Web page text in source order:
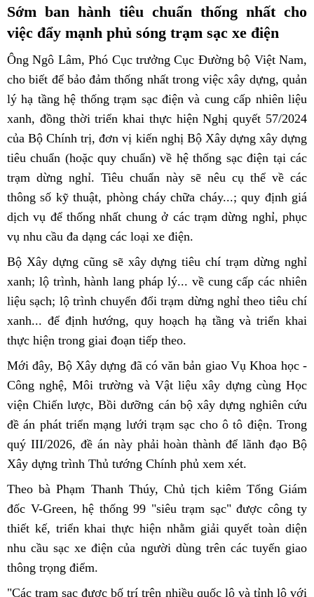
Sớm ban hành tiêu chuẩn thống nhất cho
việc đẩy mạnh phủ sóng trạm sạc xe điện
Ông Ngô Lâm, Phó Cục trưởng Cục Đường bộ Việt Nam,
cho biết để bảo đảm thống nhất trong việc xây dựng, quản
lý hạ tầng hệ thống trạm sạc điện và cung cấp nhiên liệu
xanh, đồng thời triển khai thực hiện Nghị quyết 57/2024
của Bộ Chính trị, đơn vị kiến nghị Bộ Xây dựng xây dựng
tiêu chuẩn (hoặc quy chuẩn) về hệ thống sạc điện tại các
trạm dừng nghỉ. Tiêu chuẩn này sẽ nêu cụ thể về các
thông số kỹ thuật, phòng cháy chữa cháy...; quy định giá
dịch vụ để thống nhất chung ở các trạm dừng nghỉ, phục
vụ nhu cầu đa dạng các loại xe điện.
Bộ Xây dựng cũng sẽ xây dựng tiêu chí trạm dừng nghỉ
xanh; lộ trình, hành lang pháp lý... về cung cấp các nhiên
liệu sạch; lộ trình chuyển đổi trạm dừng nghỉ theo tiêu chí
xanh... để định hướng, quy hoạch hạ tầng và triển khai
thực hiện trong giai đoạn tiếp theo.
Mới đây, Bộ Xây dựng đã có văn bản giao Vụ Khoa học -
Công nghệ, Môi trường và Vật liệu xây dựng cùng Học
viện Chiến lược, Bồi dưỡng cán bộ xây dựng nghiên cứu
đề án phát triển mạng lưới trạm sạc cho ô tô điện. Trong
quý III/2026, đề án này phải hoàn thành để lãnh đạo Bộ
Xây dựng trình Thủ tướng Chính phủ xem xét.
Theo bà Phạm Thanh Thúy, Chủ tịch kiêm Tổng Giám
đốc V-Green, hệ thống 99 "siêu trạm sạc" được công ty
thiết kế, triển khai thực hiện nhằm giải quyết toàn diện
nhu cầu sạc xe điện của người dùng trên các tuyến giao
thông trọng điểm.
"Các trạm sạc được bố trí trên nhiều quốc lộ và tỉnh lộ với